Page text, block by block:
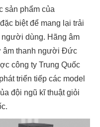
sản phẩm của
biệt để mang lại trải
người dùng. Hãng âm
âm thanh người Đức
công ty Trung Quốc
triển tiếp các model
đội ngũ kĩ thuật giỏi